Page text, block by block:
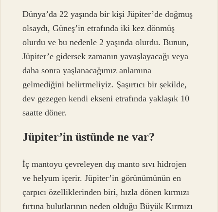
Dünya’da 22 yaşında bir kişi Jüpiter’de doğmuş
olsaydı, Güneş’in etrafında iki kez dönmüş
olurdu ve bu nedenle 2 yaşında olurdu. Bunun,
Jüpiter’e gidersek zamanın yavaşlayacağı veya
daha sonra yaşlanacağımız anlamına
gelmediğini belirtmeliyiz. Şaşırtıcı bir şekilde,
dev gezegen kendi ekseni etrafında yaklaşık 10
saatte döner.
Jüpiter’in üstünde ne var?
İç mantoyu çevreleyen dış manto sıvı hidrojen
ve helyum içerir. Jüpiter’in görünümünün en
çarpıcı özelliklerinden biri, hızla dönen kırmızı
fırtına bulutlarının neden olduğu Büyük Kırmızı